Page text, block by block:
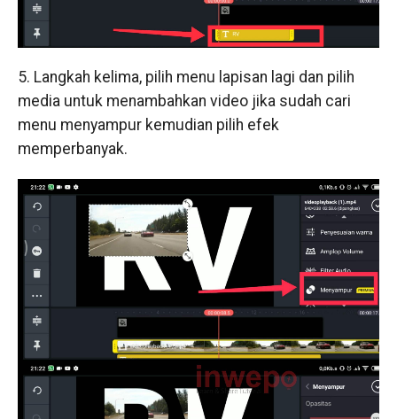
5. Langkah kelima, pilih menu lapisan lagi dan pilih
media untuk menambahkan video jika sudah cari
menu menyampur kemudian pilih efek
memperbanyak.